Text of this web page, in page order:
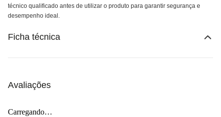
técnico qualificado antes de utilizar o produto para garantir segurança e
desempenho ideal.
Ficha técnica
Avaliações
Carregando…